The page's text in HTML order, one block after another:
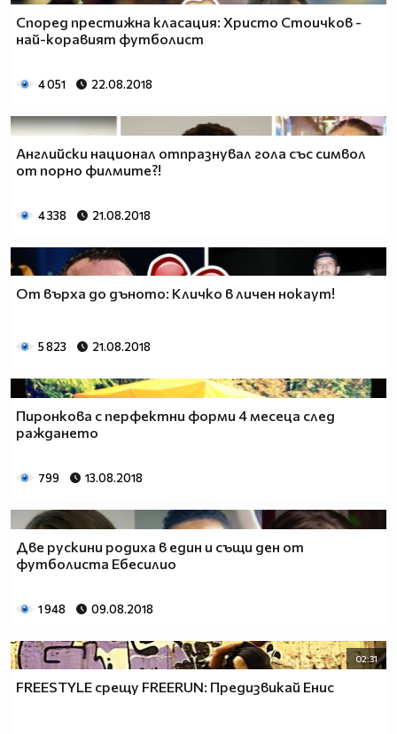
Според престижна класация: Христо Стоичков -
най-коравият футболист
4 051 22.08.2018
Английски национал отпразнувал гола със символ
от порно филмите?!
4 338 21.08.2018
От върха до дъното: Кличко в личен нокаут!
5 823 21.08.2018
Пиронкова с перфектни форми 4 месеца след
раждането
799 13.08.2018
Две рускини родиха в един и същи ден от
футболиста Ебесилио
1 948 09.08.2018
02:31
FREESTYLE срещу FREERUN: Предизвикай Енис